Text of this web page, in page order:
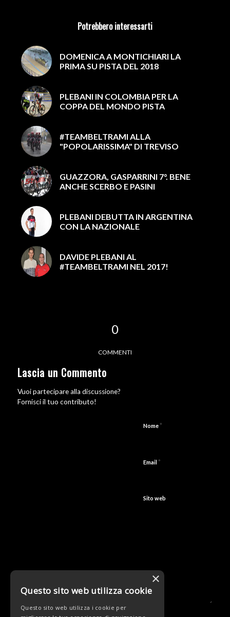
Potrebbero interessarti
DOMENICA A MONTICHIARI LA
PRIMA SU PISTA DEL 2018
PLEBANI IN COLOMBIA PER LA
COPPA DEL MONDO PISTA
#TEAMBELTRAMI ALLA
"POPOLARISSIMA" DI TREVISO
GUAZZORA, GASPARRINI 7°. BENE
ANCHE SCERBO E PASINI
PLEBANI DEBUTTA IN ARGENTINA
CON LA NAZIONALE
DAVIDE PLEBANI AL
#TEAMBELTRAMI NEL 2017!
0
COMMENTI
Lascia un Commento
Vuoi partecipare alla discussione?
Fornisci il tuo contributo!
Nome*
Email*
Sito web
×
Questo sito web utilizza cookie
Questo sito web utilizza i cookie per